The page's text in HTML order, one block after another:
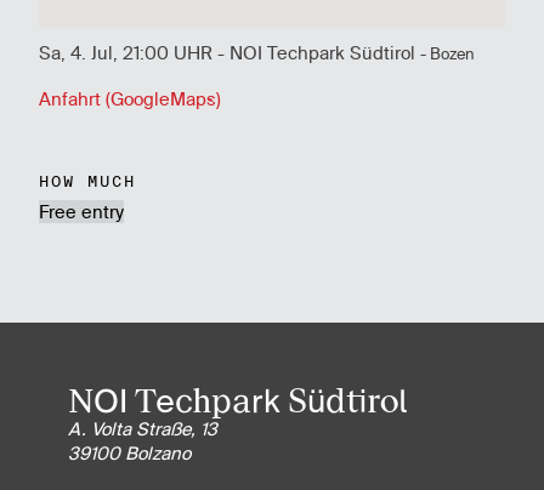
Sa, 4. Jul, 21:00 UHR - NOI Techpark Südtirol - Bozen
Anfahrt (GoogleMaps)
HOW MUCH
Free entry
NOI Techpark Südtirol
A. Volta Straße, 13
39100 Bolzano